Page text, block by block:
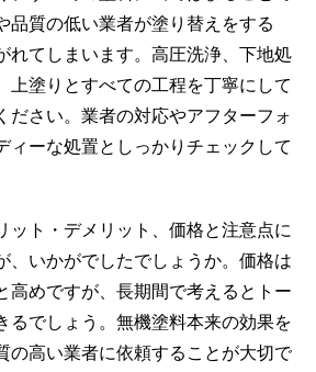
品質の低い業者が塗り替えをする
れてしまいます。高圧洗浄、下地処
上塗りとすべての工程を丁寧にして
ださい。業者の対応やアフターフォ
ィーな処置としっかりチェックして
ット・デメリット、価格と注意点に
、いかがでしたでしょうか。価格は
高めですが、長期間で考えるとトー
るでしょう。無機塗料本来の効果を
の高い業者に依頼することが大切で